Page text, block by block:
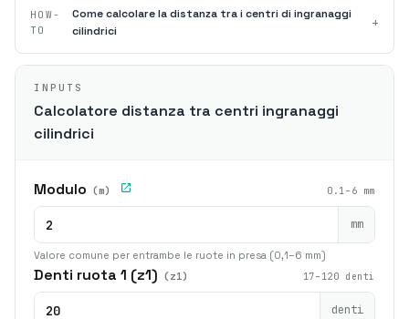
HOW-
TO
Come calcolare la distanza tra i centri di ingranaggi
cilindrici
+
INPUTS
Calcolatore distanza tra centri ingranaggi
cilindrici
Modulo (m) 0.1–6 mm
mm
Valore comune per entrambe le ruote in presa (0,1–6 mm)
Denti ruota 1 (z1) (z1) 17–120 denti
denti